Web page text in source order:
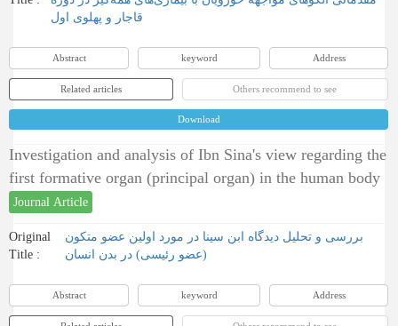
قاجار و پهلوی اول
Abstract keyword Address
Related articles Others recommend to see
Download
Investigation and analysis of Ibn Sina's view regarding the
first formative organ (principal organ) in the human body
Journal Article
Original
Title :
بررسی و تحلیل دیدگاه ابن‏ سینا در مورد اولین عضو متکون
(عضو رئیسی) در بدن انسان
Abstract keyword Address